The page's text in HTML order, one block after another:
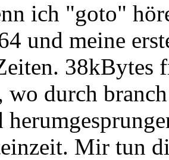
ich "goto"
und meine
38kBytes
wo durch
Mir tun